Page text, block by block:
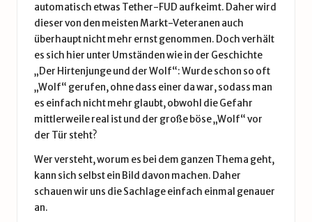
automatisch etwas Tether-FUD aufkeimt. Daher wird
dieser von den meisten Markt-Veteranen auch
überhaupt nicht mehr ernst genommen. Doch verhält
es sich hier unter Umständen wie in der Geschichte
„Der Hirtenjunge und der Wolf“: Wurde schon so oft
„Wolf“ gerufen, ohne dass einer da war, sodass man
es einfach nicht mehr glaubt, obwohl die Gefahr
mittlerweile real ist und der große böse „Wolf“ vor
der Tür steht?
Wer versteht, worum es bei dem ganzen Thema geht,
kann sich selbst ein Bild davon machen. Daher
schauen wir uns die Sachlage einfach einmal genauer
an.